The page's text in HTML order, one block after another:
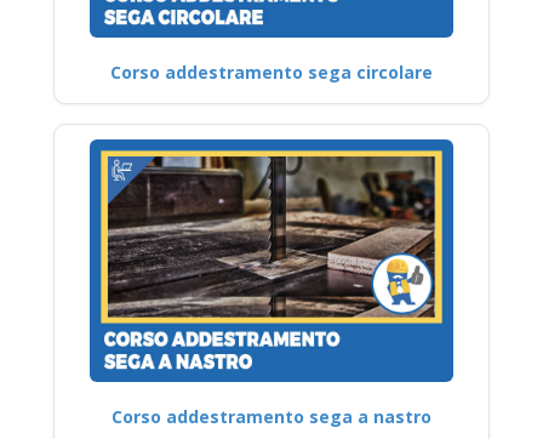
Corso addestramento sega circolare
Corso addestramento sega a nastro